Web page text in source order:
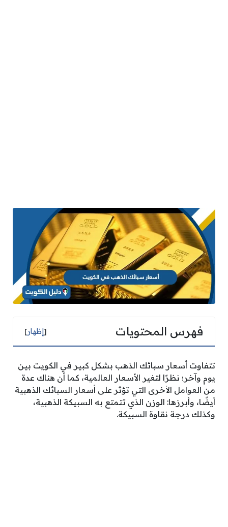
فهرس المحتويات [إظهار]
تتفاوت أسعار سبائك الذهب بشكل كبير في الكويت بين
يوم وآخر؛ نظرًا لتغير الأسعار العالمية، كما أن هناك عدة
من العوامل الأخرى التي تؤثر على أسعار السبائك الذهبية
أيضًا، وأبرزها: الوزن الذي تتمتع به السبيكة الذهبية،
وكذلك درجة نقاوة السبيكة.